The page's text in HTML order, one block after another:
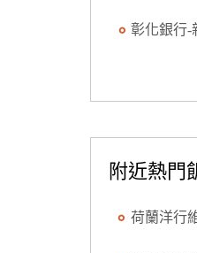
彰化銀行-
附近熱門
荷蘭洋行